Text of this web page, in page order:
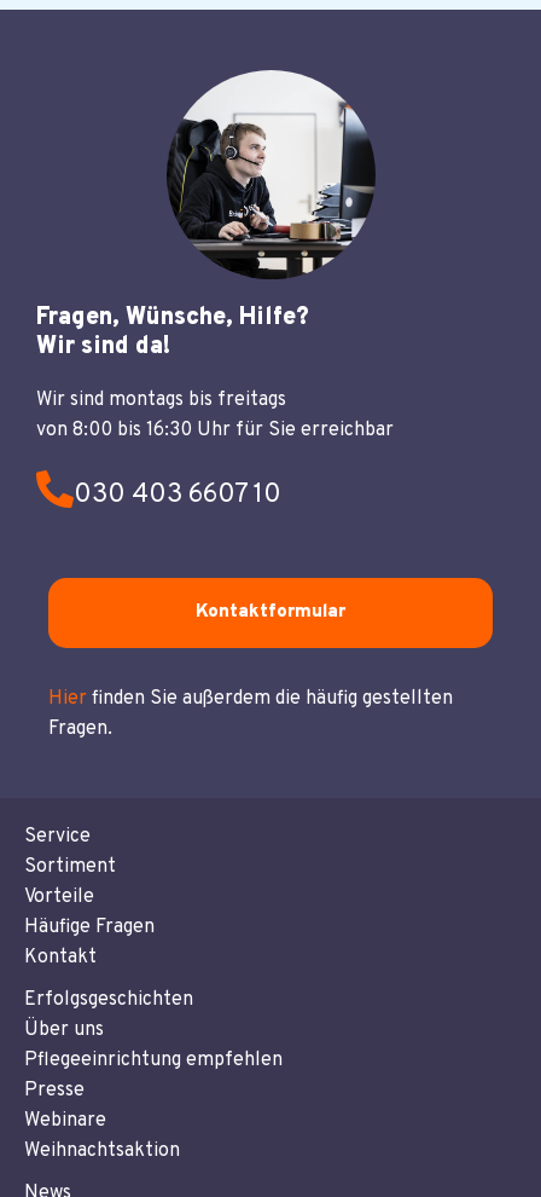
Fragen, Wünsche, Hilfe?
Wir sind da!
Wir sind montags bis freitags
von 8:00 bis 16:30 Uhr für Sie erreichbar
030 403 6607 10
Kontaktformular
Hier finden Sie außerdem die häufig gestellten
Fragen.
Service
Sortiment
Vorteile
Häufige Fragen
Kontakt
Erfolgsgeschichten
Über uns
Pflegeeinrichtung empfehlen
Presse
Webinare
Weihnachtsaktion